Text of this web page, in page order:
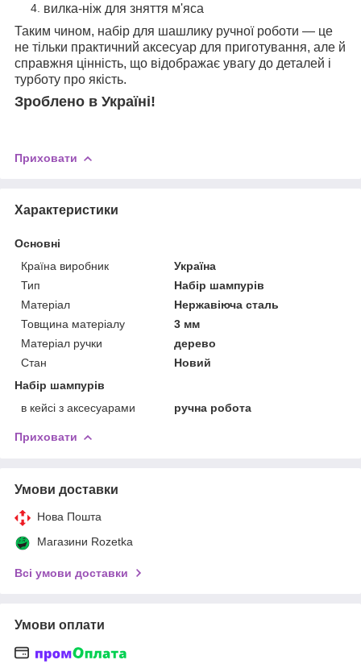
вилка-ніж для зняття м'яса
Таким чином, набір для шашлику ручної роботи — це
не тільки практичний аксесуар для приготування, але й
справжня цінність, що відображає увагу до деталей і
турботу про якість.
Зроблено в Україні!
Приховати
Характеристики
Основні
Країна виробник
Україна
Тип
Набір шампурів
Матеріал
Нержавіюча сталь
Товщина матеріалу
3 мм
Матеріал ручки
дерево
Стан
Новий
Набір шампурів
в кейсі з аксесуарами
ручна робота
Приховати
Умови доставки
Нова Пошта
Магазини Rozetka
Всі умови доставки
Умови оплати